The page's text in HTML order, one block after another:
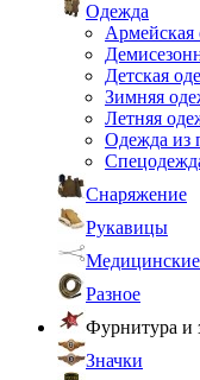
Одежда
Армейская
Детская
Зимняя
Летняя
Одежда из
Снаряжение
Рукавицы
Разное
Фурнитура и
Значки